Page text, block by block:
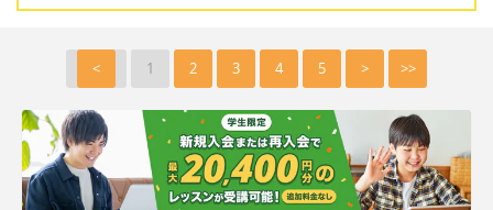
< 1 2 3 4 5 > >>